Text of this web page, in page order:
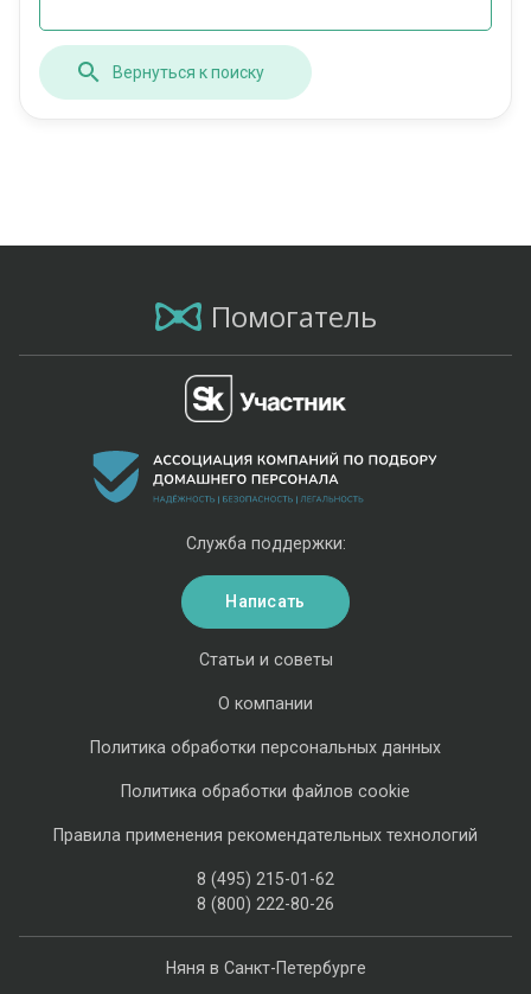
Вернуться к поиску
Помогатель
Няня в Санкт-Петербурге
Статьи и советы
О компании
Политика обработки персональных данных
Политика обработки файлов cookie
Правила применения рекомендательных технологий
8 (495) 215-01-62
8 (800) 222-80-26
Служба поддержки:
Написать